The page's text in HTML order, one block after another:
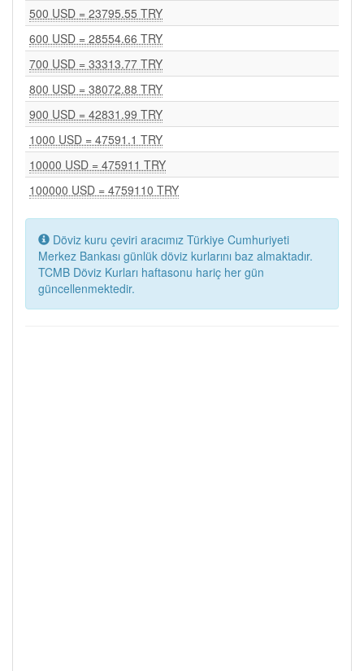
500 USD = 23795.55 TRY
600 USD = 28554.66 TRY
700 USD = 33313.77 TRY
800 USD = 38072.88 TRY
900 USD = 42831.99 TRY
1000 USD = 47591.1 TRY
10000 USD = 475911 TRY
100000 USD = 4759110 TRY
Döviz kuru çeviri aracımız Türkiye Cumhuriyeti
Merkez Bankası günlük döviz kurlarını baz almaktadır.
TCMB Döviz Kurları haftasonu hariç her gün
güncellenmektedir.